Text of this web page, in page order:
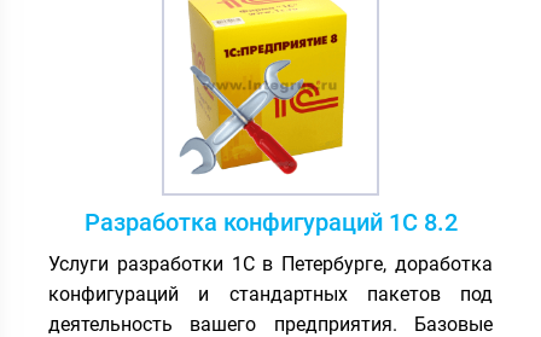
Разработка конфигураций 1С 8.2
Услуги разработки 1С в Петербурге, доработка
конфигураций и стандартных пакетов под
деятельность вашего предприятия. Базовые